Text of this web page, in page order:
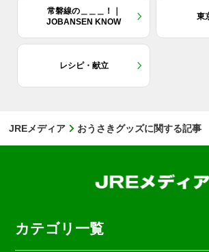
常磐線の＿＿＿！｜
JOBANSEN KNOW
東
レシピ・献立
JREメディア おうさきグッズに関する記事
カテゴリ一覧